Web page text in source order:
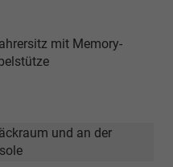
mit Memory-
und an der